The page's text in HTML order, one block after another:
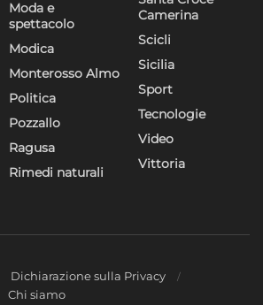
Moda e
spettacolo
Modica
Monterosso Almo
Politica
Pozzallo
Ragusa
Rimedi naturali
Camerina
Scicli
Sicilia
Sport
Tecnologie
Video
Vittoria
Dichiarazione sulla Privacy
Chi siamo